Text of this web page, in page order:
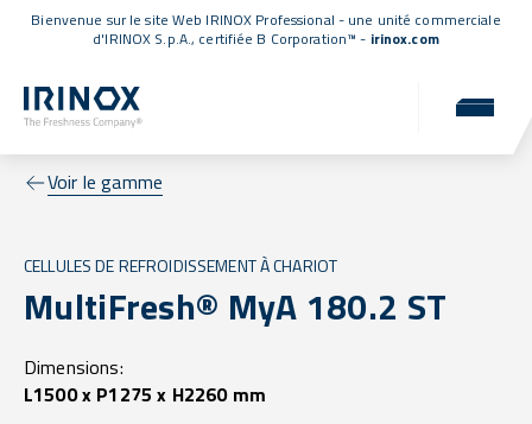
Bienvenue sur le site Web IRINOX Professional - une unité commerciale
d'IRINOX S.p.A., certifiée B Corporation™ - irinox.com
Voir le gamme
CELLULES DE REFROIDISSEMENT À CHARIOT
MultiFresh® MyA 180.2 ST
Dimensions:
L1500 x P1275 x H2260 mm